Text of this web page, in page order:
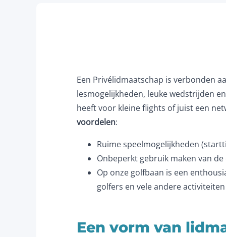
Een Privélidmaatschap is verbonden
lesmogelijkheden, leuke wedstrijden
heeft voor kleine flights of juist een
voordelen:
Ruime speelmogelijkheden
Onbeperkt gebruik maken van
Op onze golfbaan is een
golfers en vele andere
Een vorm van